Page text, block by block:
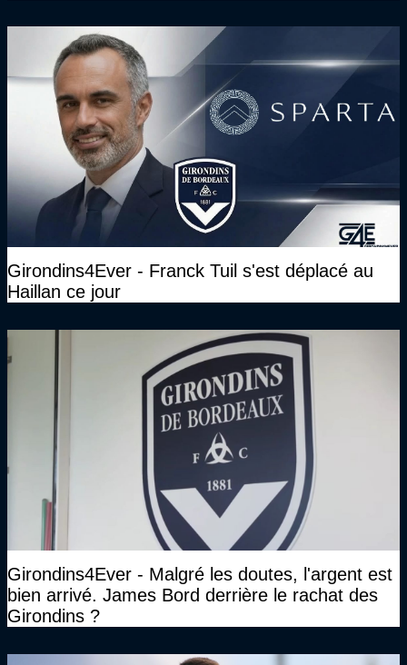
Girondins4Ever - Franck Tuil s'est déplacé au
Haillan ce jour
Girondins4Ever - Malgré les doutes, l'argent est
bien arrivé. James Bord derrière le rachat des
Girondins ?